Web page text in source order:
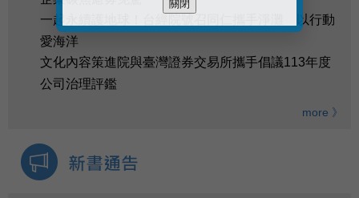
關閉
一起永續護地球！台經院號召同仁攜手淨灘 以行動
愛海洋
文化內容策進院與臺灣證券交易所攜手倡議113年度
公司治理評鑑
more 》